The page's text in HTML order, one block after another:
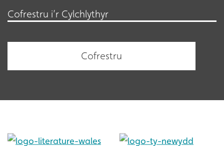
Cofrestru i’r Cylchlythyr